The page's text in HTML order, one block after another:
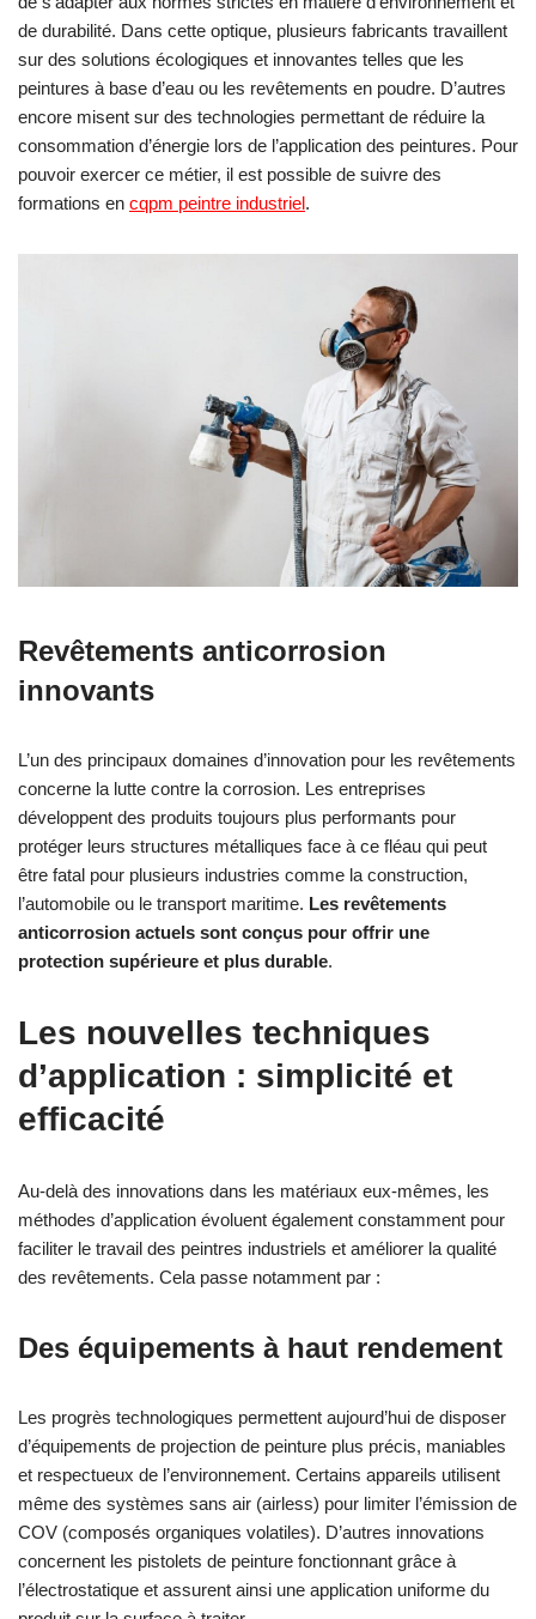
de durabilité. Dans cette optique, plusieurs fabricants travaillent
sur des solutions écologiques et innovantes telles que les
peintures à base d’eau ou les revêtements en poudre. D’autres
encore misent sur des technologies permettant de réduire la
consommation d’énergie lors de l’application des peintures. Pour
pouvoir exercer ce métier, il est possible de suivre des
formations en cqpm peintre industriel.
Revêtements anticorrosion
innovants
L’un des principaux domaines d’innovation pour les revêtements
concerne la lutte contre la corrosion. Les entreprises
développent des produits toujours plus performants pour
protéger leurs structures métalliques face à ce fléau qui peut
être fatal pour plusieurs industries comme la construction,
l’automobile ou le transport maritime. Les revêtements
anticorrosion actuels sont conçus pour offrir une
protection supérieure et plus durable.
Les nouvelles techniques
d’application : simplicité et
efficacité
Au-delà des innovations dans les matériaux eux-mêmes, les
méthodes d’application évoluent également constamment pour
faciliter le travail des peintres industriels et améliorer la qualité
des revêtements. Cela passe notamment par :
Des équipements à haut rendement
Les progrès technologiques permettent aujourd’hui de disposer
d’équipements de projection de peinture plus précis, maniables
et respectueux de l’environnement. Certains appareils utilisent
même des systèmes sans air (airless) pour limiter l’émission de
COV (composés organiques volatiles). D’autres innovations
concernent les pistolets de peinture fonctionnant grâce à
l’électrostatique et assurent ainsi une application uniforme du